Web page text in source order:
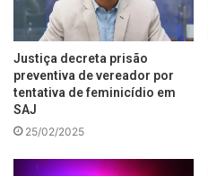
Justiça decreta prisão
preventiva de vereador por
tentativa de feminicídio em
SAJ
25/02/2025